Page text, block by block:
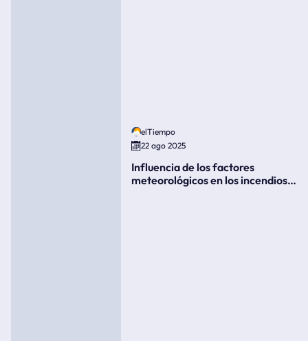
elTiempo
22 ago 2025
Influencia de los factores
meteorológicos en los incendios